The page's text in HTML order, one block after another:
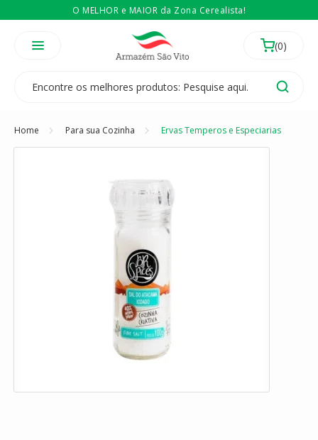
O MELHOR e MAIOR da Zona Cerealista!
Temos 3 lojas físicas na Zona Cerealista de São Paulo!
É revendedor? EntãoCompre no atacado
Home Para sua Cozinha Ervas Temperos e Especiarias